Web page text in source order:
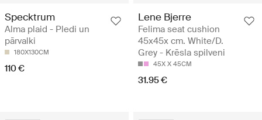
Specktrum
Alma plaid - Pledi un
pārvalki
180X130CM
110 €
Lene Bjerre
Felima seat cushion
45x45x cm. White/D.
Grey - Krēsla spilveni
45X X 45CM
31.95 €